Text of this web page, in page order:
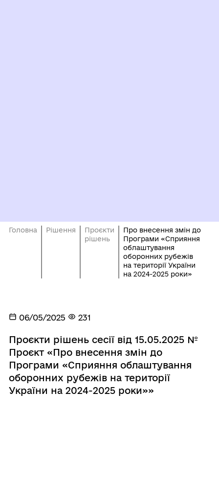
Головна Рішення
Проєкти
рішень
Про внесення змін до
Програми «Сприяння
облаштування
оборонних рубежів
на території України
на 2024-2025 роки»
06/05/2025 231
Проєкти рішень сесії від 15.05.2025 №
Проєкт «Про внесення змін до
Програми «Сприяння облаштування
оборонних рубежів на території
України на 2024-2025 роки»»